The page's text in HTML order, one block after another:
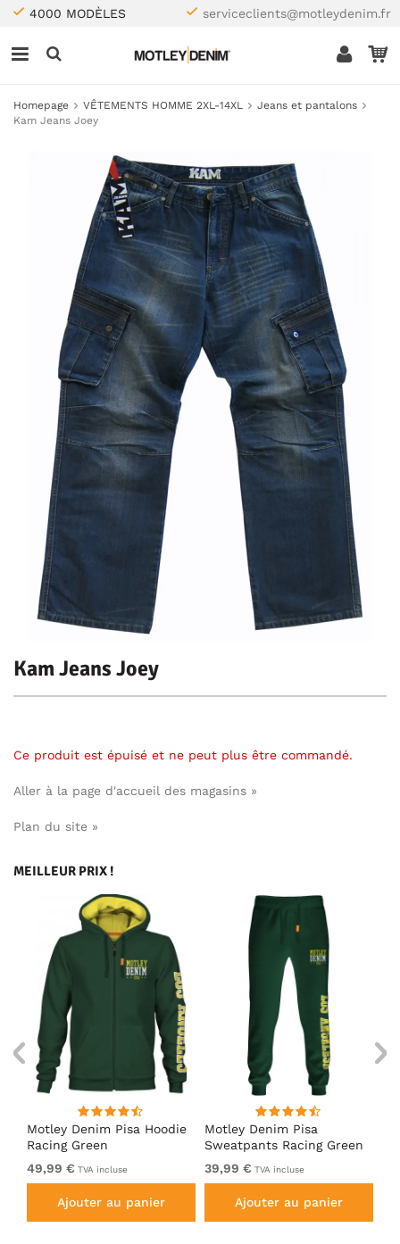
4000 MODÈLES serviceclients@motleydenim.fr
Homepage VÊTEMENTS HOMME 2XL-14XL
Jeans et pantalons
Kam Jeans Joey
Kam Jeans Joey
Ce produit est épuisé et ne peut plus être commandé.
Aller à la page d'accueil des magasins »
Plan du site »
MEILLEUR PRIX !
Motley Denim Pisa Hoodie
Racing Green
49,99 € TVA incluse
Ajouter au panier
Motley Denim Pisa
Sweatpants Racing Green
39,99 € TVA incluse
Ajouter au panier